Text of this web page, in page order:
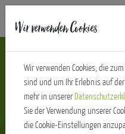
Individuell
Wir verwenden Cookies
Wir verwenden Cookies, die
sind und um Ihr Erlebnis auf
mehr in unserer
Sie der Verwendung unserer
die Cookie-Einstellungen